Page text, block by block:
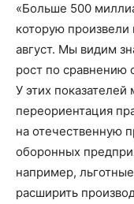
«Больше 500
которую
август. Мы видим
рост по сравнению
У этих
переориентация
на отечественную
оборонных
например,
расширить